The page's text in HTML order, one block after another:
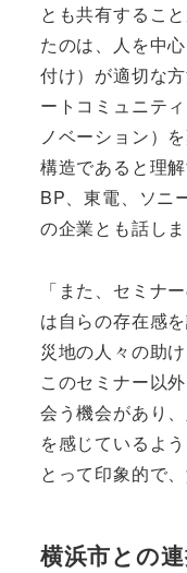
とも共有するこ
たのは、人を中
付け）が適切な
ートコミュニテ
ノベーション）
構造であると理
BP、東電、ソニ
の企業とも話しま
「また、セミナ
は自らの存在感
災地の人々の助
このセミナー以
会う機会があり
を感じているよ
とって印象的で
横浜市との